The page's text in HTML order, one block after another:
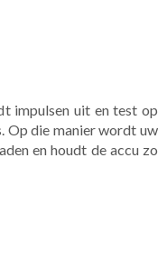
impulsen uit en test op
Op die manier wordt uw
en houdt de accu zo